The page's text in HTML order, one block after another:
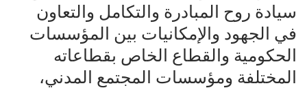
سيادة روح المبادرة والتكامل والتعاون
في الجهود والإمكانيات بين المؤسسات
الحكومية والقطاع الخاص بقطاعاته
المختلفة ومؤسسات المجتمع المدني،